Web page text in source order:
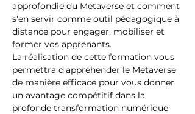
approfondie du Metaverse et comment
s'en servir comme outil pédagogique à
distance pour engager, mobiliser et
former vos apprenants.
La réalisation de cette formation vous
permettra d'appréhender le Metaverse
de manière efficace pour vous donner
un avantage compétitif dans la
profonde transformation numérique